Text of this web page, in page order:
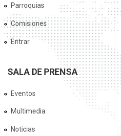
Parroquias
Comisiones
Entrar
SALA DE PRENSA
Eventos
Multimedia
Noticias